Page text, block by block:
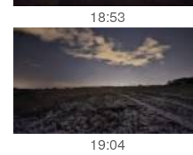
18:53
19:04